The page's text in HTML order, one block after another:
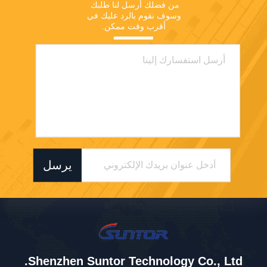
أقرب وقت ممكن.
يرسل
Shenzhen Suntor Technology Co., Ltd.